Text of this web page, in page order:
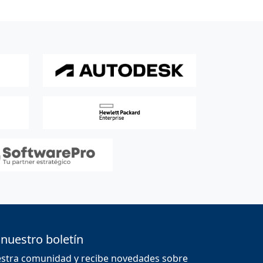
boletín
comunidad y recibe novedades sobre